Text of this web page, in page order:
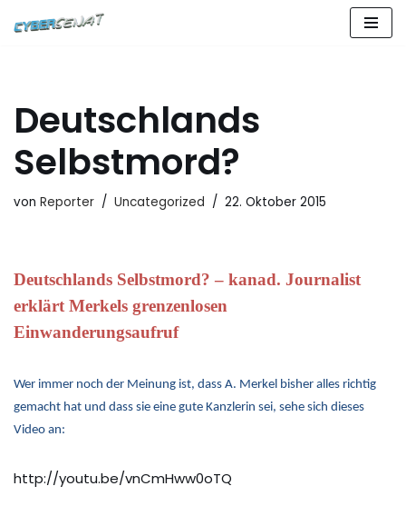
Deutschlands
Selbstmord?
von Reporter Uncategorized 22. Oktober 2015
Deutschlands Selbstmord? – kanad. Journalist
erklärt Merkels grenzenlosen
Einwanderungsaufruf
Wer immer noch der Meinung ist, dass A. Merkel bisher alles richtig
gemacht hat und dass sie eine gute Kanzlerin sei, sehe sich dieses
Video an:
http://youtu.be/vnCmHww0oTQ